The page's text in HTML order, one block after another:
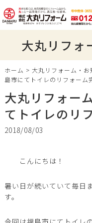
大丸リフォ
ホーム > 大丸リフォーム・お
島市にてトイレのリフォーム
大丸リフォー
てトイレのリ
2018/08/03
こんにちは！
暑い日が続いていて毎日
す。